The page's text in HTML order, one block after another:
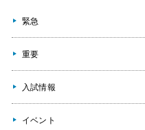
緊急
重要
入試情報
イベント